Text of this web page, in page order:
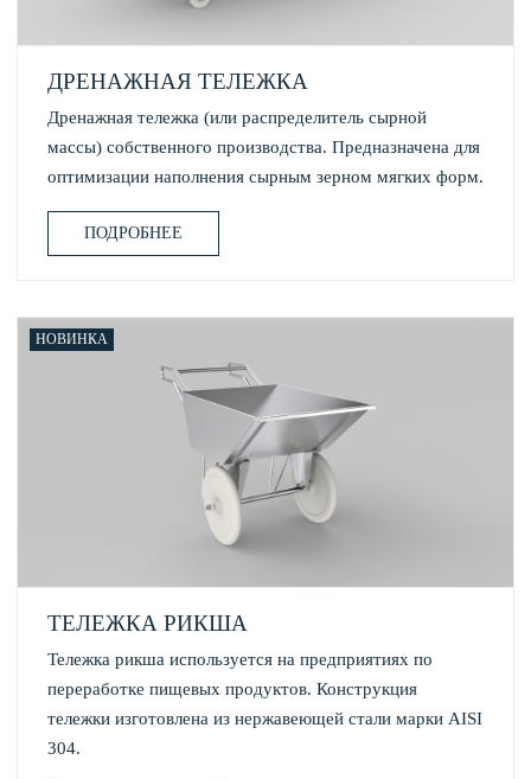
ДРЕНАЖНАЯ ТЕЛЕЖКА
Дренажная тележка (или распределитель сырной
массы) собственного производства. Предназначена для
оптимизации наполнения сырным зерном мягких форм.
ПОДРОБНЕЕ
НОВИНКА
ТЕЛЕЖКА РИКША
Тележка рикша используется на предприятиях по
переработке пищевых продуктов. Конструкция
тележки изготовлена из нержавеющей стали марки AISI
304.